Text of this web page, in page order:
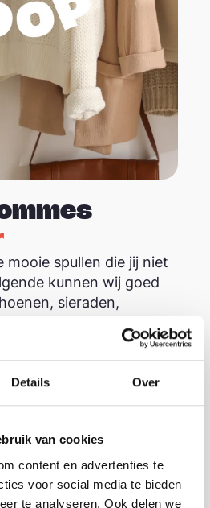
Details Over
van cookies
content en advertenties te
voor social media te bieden
te analyseren. Ook delen we
mooie spullen die jij niet
kunnen wij goed
sieraden,
artikelen, boeken en
en brocante. In het
ook: speciale boeken,
sieraden en
Twijfel je of je donatie
Neem gerust
Je kunt spullen
Wij heten je